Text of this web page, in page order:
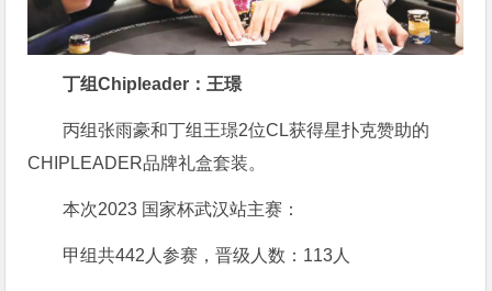
丁组Chipleader：王璟
丙组张雨豪和丁组王璟2位CL获得星扑克赞助的
CHIPLEADER品牌礼盒套装。
本次2023 国家杯武汉站主赛：
甲组共442人参赛，晋级人数：113人